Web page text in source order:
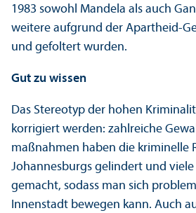
1983 sowohl Mandela als auch
weitere aufgrund der Apartheid-
und gefoltert wurden.
Gut zu wissen
Das Stereotyp der hohen
korrigiert werden: zahlreiche
maßnahmen haben die kriminelle
Johannesburgs gelindert und
gemacht, sodass man sich
Innenstadt bewegen kann. Auch